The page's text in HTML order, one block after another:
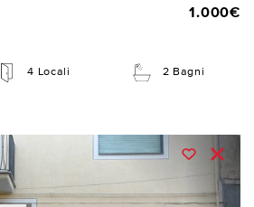
1.000€
4 Locali 2 Bagni